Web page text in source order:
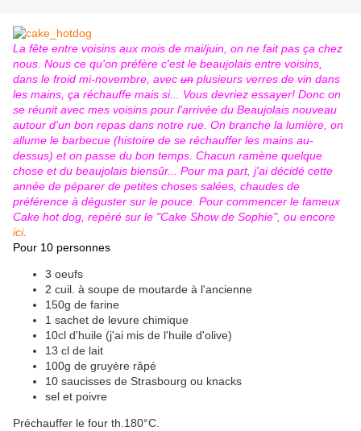
La fête entre voisins aux mois de mai/juin, on ne fait pas ça chez
nous. Nous ce qu'on préfère c'est le beaujolais entre voisins,
dans le froid mi-novembre, avec un plusieurs verres de vin dans
les mains, ça réchauffe mais si... Vous devriez essayer! Donc on
se réunit avec mes voisins pour l'arrivée du Beaujolais nouveau
autour d'un bon repas dans notre rue. On branche la lumière, on
allume le barbecue (histoire de se réchauffer les mains au-
dessus) et on passe du bon temps. Chacun ramène quelque
chose et du beaujolais biensûr... Pour ma part, j'ai décidé cette
année de péparer de petites choses salées, chaudes de
préférence à déguster sur le pouce. Pour commencer le fameux
Cake hot dog, repéré sur le "Cake Show de Sophie", ou encore
ici.
Pour 10 personnes
3 oeufs
2 cuil. à soupe de moutarde à l'ancienne
150g de farine
1 sachet de levure chimique
10cl d'huile (j'ai mis de l'huile d'olive)
13 cl de lait
100g de gruyère râpé
10 saucisses de Strasbourg ou knacks
sel et poivre
Préchauffer le four th.180°C.